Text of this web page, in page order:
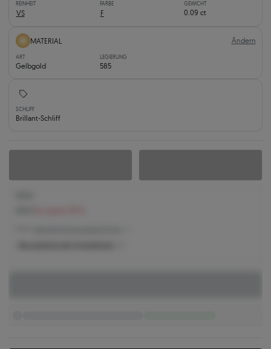
REINHEIT
VS
FARBE
F
GEWICHT
0.09 ct
MATERIAL Ändern
ART
Gelbgold
LEGIERUNG
585
SCHLIFF
Brillant-Schliff